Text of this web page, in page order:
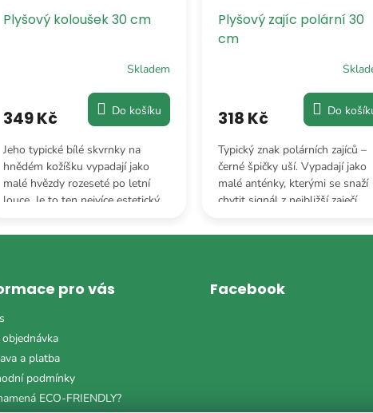
Plyšový koloušek 30 cm
Skladem
349 Kč Do košíku
Jeho typické bílé skvrnky na
hnědém kožíšku vypadají jako
malé hvězdy rozeseté po letní
louce. Je to ten nejvíce estetický
Plyšový zajíc polární 30
cm
318 Kč Do
Typický znak polárních zajíců –
černé špičky uší. Vypadají jako
malé anténky, kterými se snaží
chytit signál z nejbližší zaječí
pro vás
a platba
podmínky
ECO-FRIENDLY?
Facebook